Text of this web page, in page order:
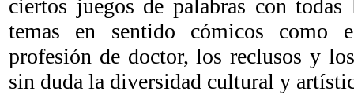
ciertos juegos de palabras con
temas en sentido cómicos
profesión de doctor, los reclusos y
sin duda la diversidad cultural y